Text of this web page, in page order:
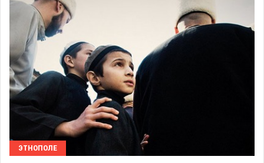
ЭТНОПОЛЕ